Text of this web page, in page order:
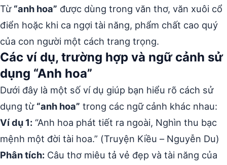
Từ “anh hoa” được dùng trong văn thơ, văn xuôi cổ
điển hoặc khi ca ngợi tài năng, phẩm chất cao quý
của con người một cách trang trọng.
Các ví dụ, trường hợp và ngữ cảnh sử
dụng “Anh hoa”
Dưới đây là một số ví dụ giúp bạn hiểu rõ cách sử
dụng từ “anh hoa” trong các ngữ cảnh khác nhau:
Ví dụ 1: “Anh hoa phát tiết ra ngoài, Nghìn thu bạc
mệnh một đời tài hoa.” (Truyện Kiều – Nguyễn Du)
Phân tích: Câu thơ miêu tả vẻ đẹp và tài năng của